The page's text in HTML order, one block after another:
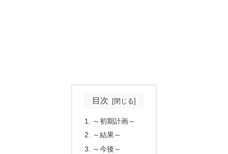
目次
～初期計画～
～結果～
～今後～